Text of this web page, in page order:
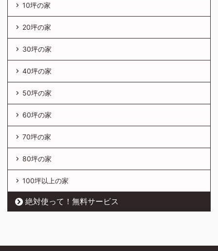
10坪の家
20坪の家
30坪の家
40坪の家
50坪の家
60坪の家
70坪の家
80坪の家
100坪以上の家
絶対使って！無料サービス